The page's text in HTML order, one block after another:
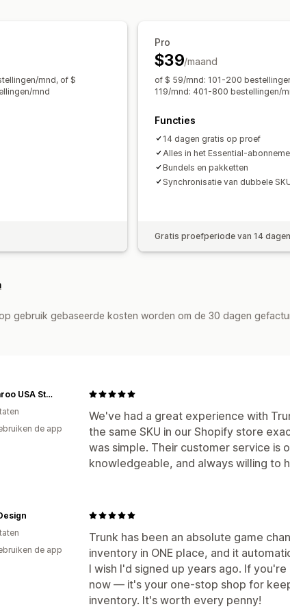
mnd, of $
mnd
Pro
$39/maand
of $ 59/mnd: 101-200
119/mnd: 401-800 bestellingen/
Functies
14 dagen gratis op proef
Alles in het Essential-
Bundels en pakketten
Synchronisatie van dubbele
Gratis proefperiode van 14 dagen
gebruik gebaseerde kosten worden om de 30 dagen
We've had a great experience with
the same SKU in our Shopify store
was simple. Their customer service is
knowledgeable, and always willing to
Math Kangaroo USA Store
de app
Trunk has been an absolute game
inventory in ONE place, and it
I wish I'd signed up years ago. If
now — it's your one-stop shop for
inventory. It's worth every penny!
de app